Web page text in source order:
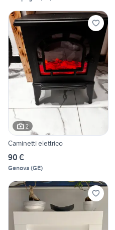
2
Caminetti elettrico
90 €
Genova (GE)